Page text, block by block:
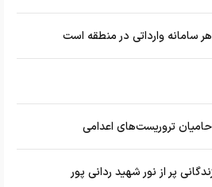
هر سامانه وارداتی در منطقه است
تروریست‌های اعدامی
پر از نور شهید ردانی پور